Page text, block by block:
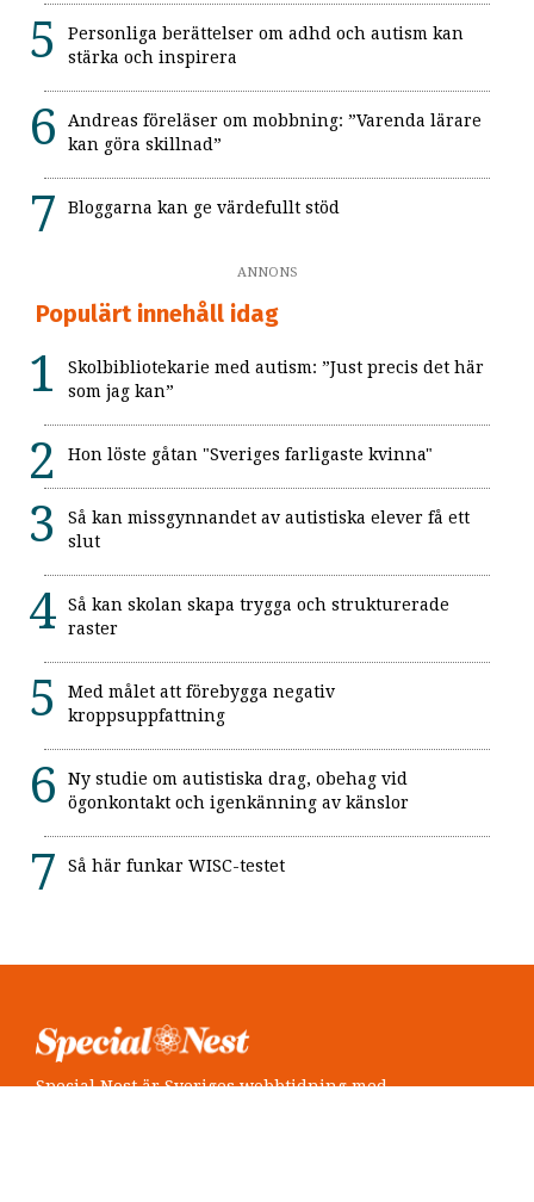
Personliga berättelser om adhd och autism kan
stärka och inspirera
Andreas föreläser om mobbning: ”Varenda lärare
kan göra skillnad”
Bloggarna kan ge värdefullt stöd
ANNONS
Populärt innehåll idag
Skolbibliotekarie med autism: ”Just precis det här
som jag kan”
Hon löste gåtan "Sveriges farligaste kvinna"
Så kan missgynnandet av autistiska elever få ett
slut
Så kan skolan skapa trygga och strukturerade
raster
Med målet att förebygga negativ
kroppsuppfattning
Ny studie om autistiska drag, obehag vid
ögonkontakt och igenkänning av känslor
Så här funkar WISC-testet
Special Nest är Sveriges webbtidning med